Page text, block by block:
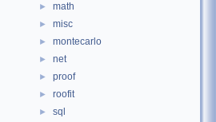
► math
► misc
► montecarlo
► net
► proof
► roofit
► sql